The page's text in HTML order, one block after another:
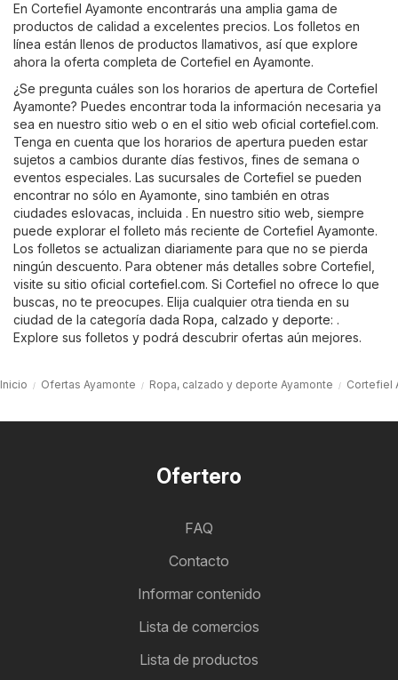
En Cortefiel Ayamonte encontrarás una amplia gama de
productos de calidad a excelentes precios. Los folletos en
línea están llenos de productos llamativos, así que explore
ahora la oferta completa de Cortefiel en Ayamonte.
¿Se pregunta cuáles son los horarios de apertura de Cortefiel
Ayamonte? Puedes encontrar toda la información necesaria ya
sea en nuestro sitio web o en el sitio web oficial cortefiel.com.
Tenga en cuenta que los horarios de apertura pueden estar
sujetos a cambios durante días festivos, fines de semana o
eventos especiales. Las sucursales de Cortefiel se pueden
encontrar no sólo en Ayamonte, sino también en otras
ciudades eslovacas, incluida . En nuestro sitio web, siempre
puede explorar el folleto más reciente de Cortefiel Ayamonte.
Los folletos se actualizan diariamente para que no se pierda
ningún descuento. Para obtener más detalles sobre Cortefiel,
visite su sitio oficial cortefiel.com. Si Cortefiel no ofrece lo que
buscas, no te preocupes. Elija cualquier otra tienda en su
ciudad de la categoría dada Ropa, calzado y deporte: .
Explore sus folletos y podrá descubrir ofertas aún mejores.
Inicio Ofertas Ayamonte Ropa, calzado y deporte Ayamonte Cortefiel
Ofertero
FAQ
Contacto
Informar contenido
Lista de comercios
Lista de productos